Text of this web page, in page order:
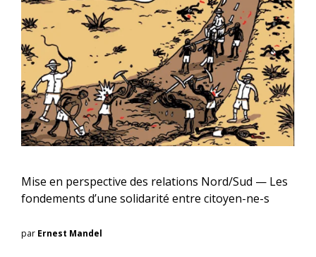
Mise en perspective des relations Nord/Sud — Les
fondements d’une solidarité entre citoyen-ne-s
par Ernest Mandel